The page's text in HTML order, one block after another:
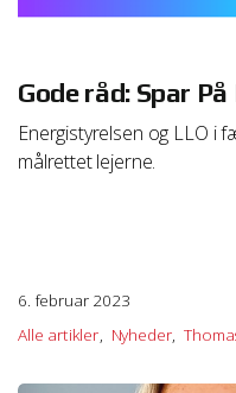
path=Safari/5.0/da/
http://
Gode råd: Spar
Energistyrelsen og LLO i
målrettet lejerne.
6. februar 2023
Alle artikler
Nyheder